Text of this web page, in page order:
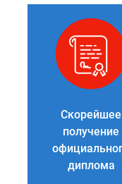
Скорейшее
получение
диплома